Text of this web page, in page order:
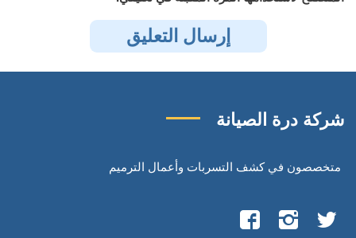
شركة درة الصيانة
متخصصون في كشف التسربات وأعمال الترميم
تابعناتابعناتابعنا